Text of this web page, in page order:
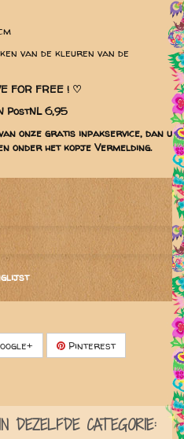
van de kleuren van de
FOR FREE ! ♡
PostNL 6,95
onze gratis inpakservice, dan u
onder het kopje Vermelding.
Pinterest
DEZELFDE CATEGORIE: